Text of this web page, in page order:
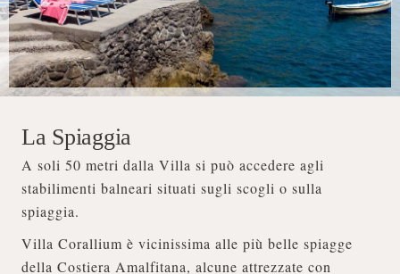
La Spiaggia
A soli 50 metri dalla Villa si può accedere agli
stabilimenti balneari situati sugli scogli o sulla
spiaggia.
Villa Corallium è vicinissima alle più belle spiagge
della Costiera Amalfitana, alcune attrezzate con